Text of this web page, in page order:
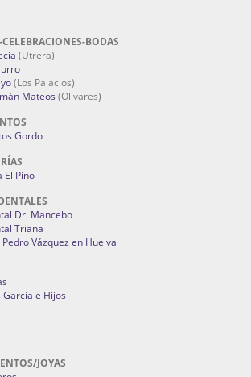
BODAS
(Utrera)
(Los Palacios)
Mateos (Olivares)
Gordo
El Pino
Dr. Mancebo
Triana
Vázquez en Huelva
e Hijos
JOYAS